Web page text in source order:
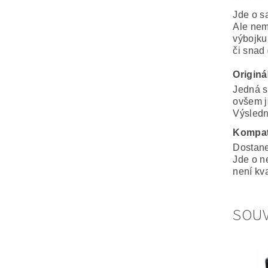
Jde o
Ale
či snad
Jedná
ovšem
Jde o
není